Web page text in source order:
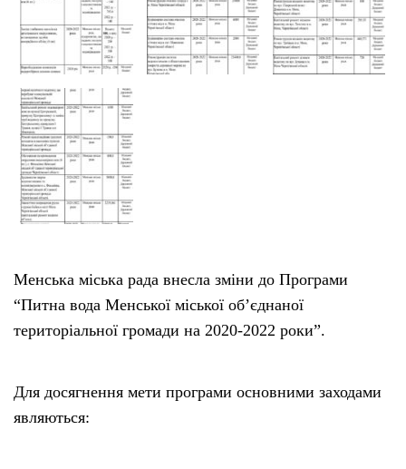
Про нас
Тендери
Довідник
Контакти
Підтримати «місцевих»
Етичний кодекс
Менська міська рада внесла зміни до Програми
“Питна вода Менської міської об’єднаної
територіальної громади на 2020-2022 роки”.
Для досягнення мети програми основними заходами
являються: